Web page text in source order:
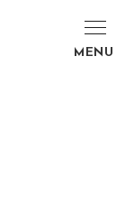
MENU